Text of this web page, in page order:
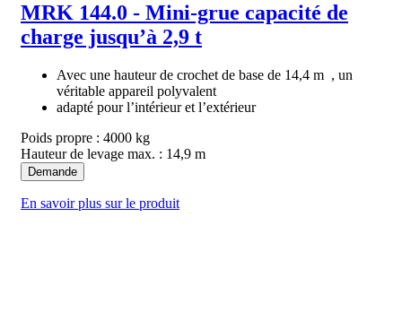
MRK 144.0 - Mini-grue capacité de
charge jusqu’à 2,9 t
Avec une hauteur de crochet de base de 14,4 m , un
véritable appareil polyvalent
adapté pour l’intérieur et l’extérieur
Poids propre : 4000 kg
Hauteur de levage max. : 14,9 m
Demande
En savoir plus sur le produit